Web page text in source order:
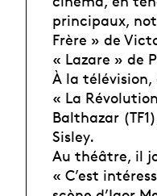
principaux,
Frère » de
« Lazare » de
À la
« La
Balthazar
Sisley.
Au théâtre, il
« C’est